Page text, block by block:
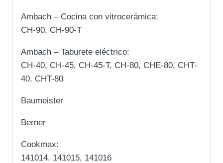
Ambach – Cocina con vitrocerámica:
CH-90, CH-90-T
Ambach – Taburete eléctrico:
CH-40, CH-45, CH-45-T, CH-80, CHE-80, CHT-
40, CHT-80
Baumeister
Berner
Cookmax:
141014, 141015, 141016